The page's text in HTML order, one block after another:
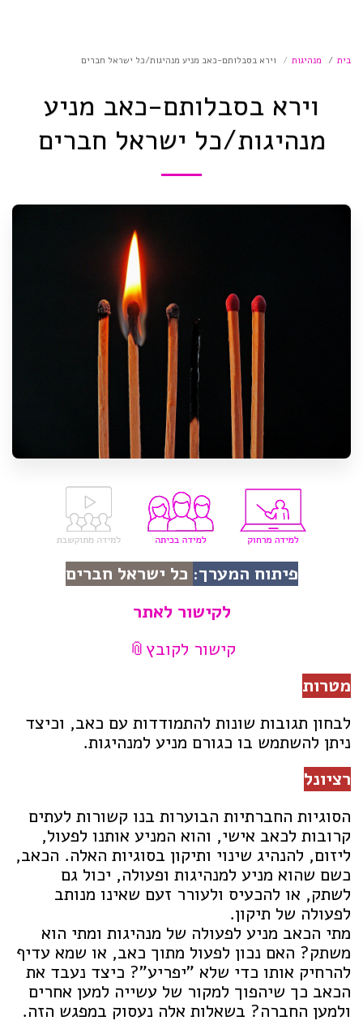
בית מנהיגות וירא בסבלותם-כאב מניע מנהיגות/כל ישראל חברים
וירא בסבלותם-כאב מניע
מנהיגות/כל ישראל חברים
פיתוח המערך:כל ישראל חברים
לקישור לאתר
קישור לקובץ
מטרות
לבחון תגובות שונות להתמודדות עם כאב, וכיצד
ניתן להשתמש בו כגורם מניע למנהיגות.
רציונל
הסוגיות החברתיות הבוערות בנו קשורות לעתים
קרובות לכאב אישי, והוא המניע אותנו לפעול,
ליזום, להנהיג שינוי ותיקון בסוגיות האלה. הכאב,
כשם שהוא מניע למנהיגות ופעולה, יכול גם
לשתק, או להכעיס ולעורר זעם שאינו מנותב
לפעולה של תיקון.
מתי הכאב מניע לפעולה של מנהיגות ומתי הוא
משתק? האם נכון לפעול מתוך כאב, או שמא עדיף
להרחיק אותו כדי שלא "יפריע"? כיצד נעבד את
הכאב כך שיהפוך למקור של עשייה למען אחרים
ולמען החברה? בשאלות אלה נעסוק במפגש הזה.